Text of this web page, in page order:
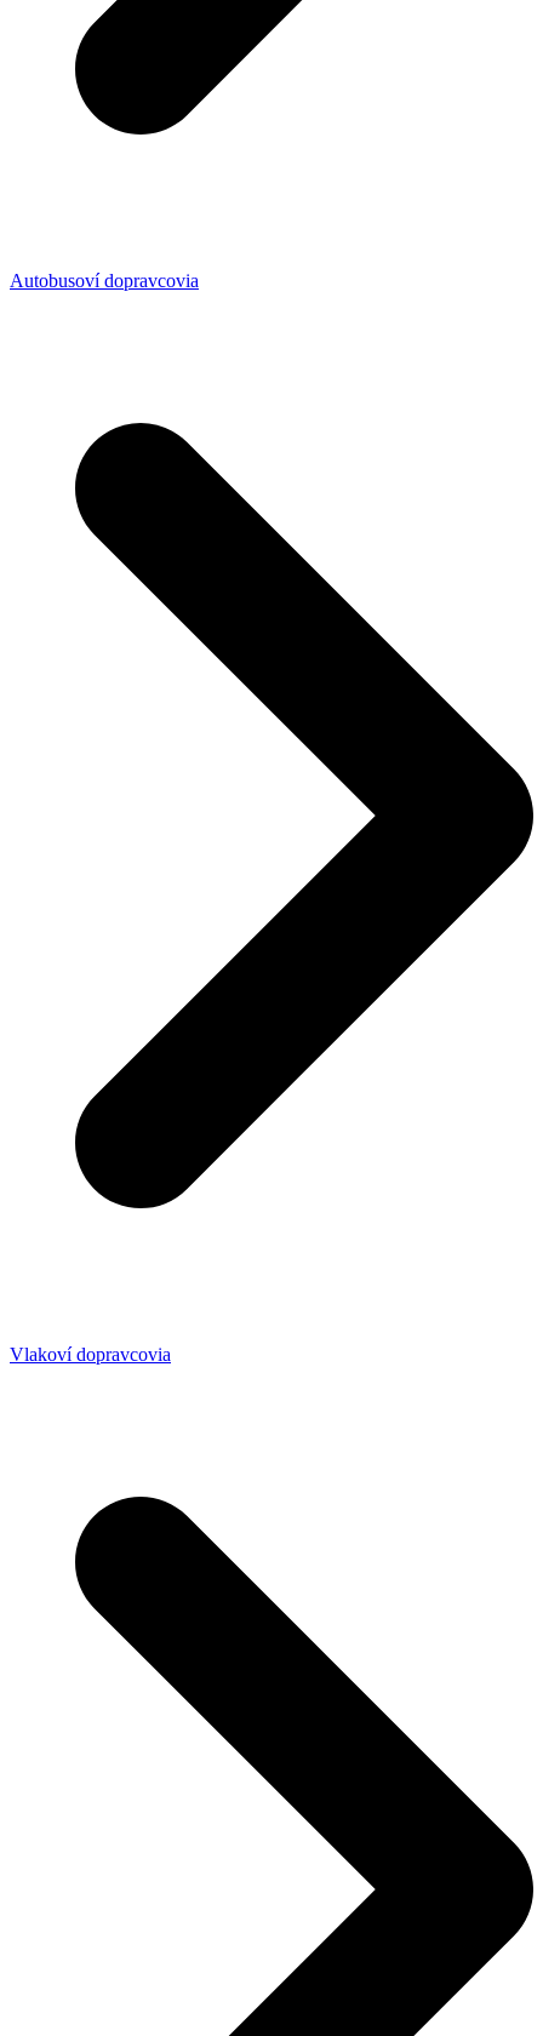
Autobusoví dopravcovia
Vlakoví dopravcovia